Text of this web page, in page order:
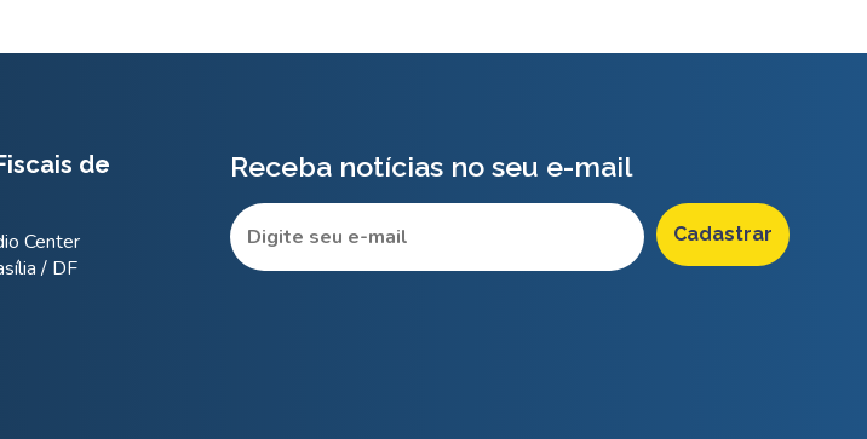
de
Center
/ DF
Receba notícias no seu e-mail